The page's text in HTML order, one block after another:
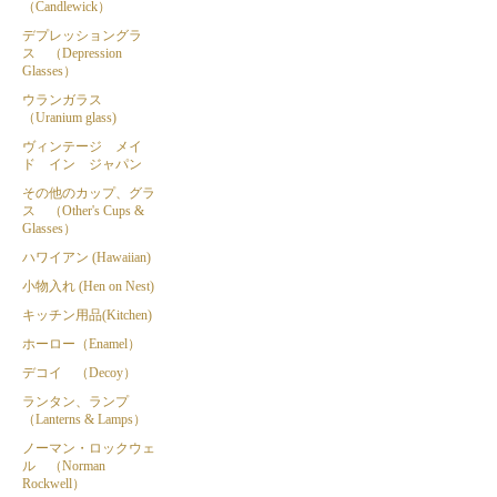
（Candlewick）
デプレッショングラ
ス （Depression
Glasses）
ウランガラス
（Uranium glass)
ヴィンテージ メイ
ド イン ジャパン
その他のカップ、グラ
ス （Other's Cups &
Glasses）
ハワイアン (Hawaiian)
小物入れ (Hen on Nest)
キッチン用品(Kitchen)
ホーロー（Enamel）
デコイ （Decoy）
ランタン、ランプ
（Lanterns & Lamps）
ノーマン・ロックウェ
ル （Norman
Rockwell）